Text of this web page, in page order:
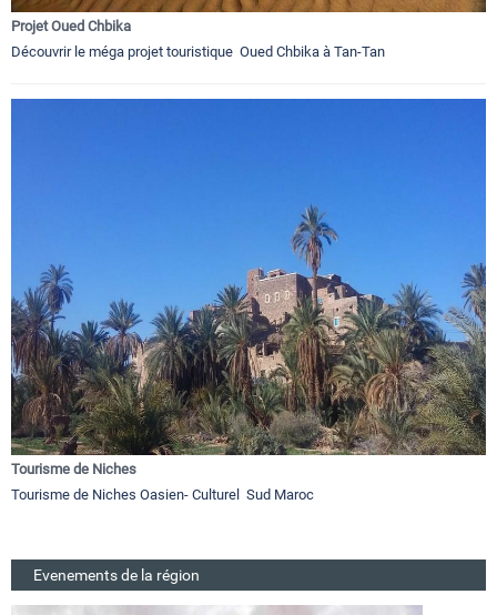
Projet Oued Chbika
Découvrir le méga projet touristique Oued Chbika à Tan-Tan
Tourisme de Niches
Tourisme de Niches Oasien- Culturel Sud Maroc
Evenements de la région